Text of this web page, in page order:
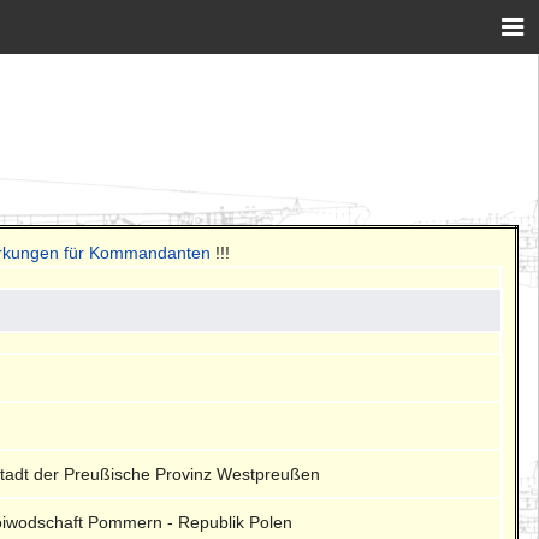
für Kommandanten !!!
der Preußische Provinz Westpreußen
Pommern - Republik Polen